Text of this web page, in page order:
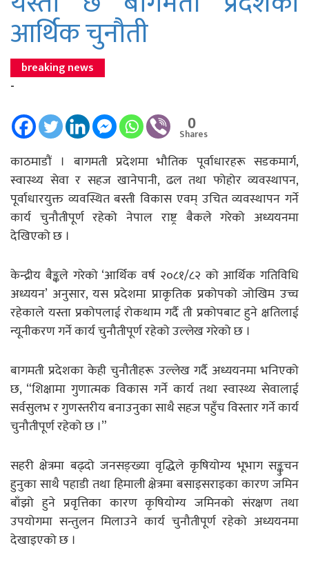
आर्थिक चुनौती
breaking news
-
0
Shares
काठमाडौं । बागमती प्रदेशमा भौतिक पूर्वाधारहरू सडकमार्ग,
स्वास्थ्य सेवा र सहज खानेपानी, ढल तथा फोहोर व्यवस्थापन,
पूर्वाधारयुक्त व्यवस्थित बस्ती विकास एवम् उचित व्यवस्थापन गर्ने
कार्य चुनौतीपूर्ण रहेको नेपाल राष्ट्र बैकले गरेको अध्ययनमा
देखिएको छ ।
केन्द्रीय बैङ्कले गरेको ‘आर्थिक वर्ष २०८१/८२ को आर्थिक गतिविधि
अध्ययन’ अनुसार, यस प्रदेशमा प्राकृतिक प्रकोपको जोखिम उच्च
रहेकाले यस्ता प्रकोपलाई रोकथाम गर्दै ती प्रकोपबाट हुने क्षतिलाई
न्यूनीकरण गर्ने कार्य चुनौतीपूर्ण रहेको उल्लेख गरेको छ ।
बागमती प्रदेशका केही चुनौतीहरू उल्लेख गर्दै अध्ययनमा भनिएको
छ, “शिक्षामा गुणात्मक विकास गर्ने कार्य तथा स्वास्थ्य सेवालाई
सर्वसुलभ र गुणस्तरीय बनाउनुका साथै सहज पहुँच विस्तार गर्ने कार्य
चुनौतीपूर्ण रहेको छ ।”
सहरी क्षेत्रमा बढ्दो जनसङ्ख्या वृद्धिले कृषियोग्य भूभाग सङ्कुचन
हुनुका साथै पहाडी तथा हिमाली क्षेत्रमा बसाइसराइका कारण जमिन
बाँझो हुने प्रवृत्तिका कारण कृषियोग्य जमिनको संरक्षण तथा
उपयोगमा सन्तुलन मिलाउने कार्य चुनौतीपूर्ण रहेको अध्ययनमा
देखाइएको छ ।